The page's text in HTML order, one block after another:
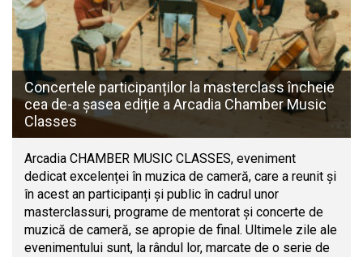
Concertele participanților la masterclass încheie
cea de-a șasea ediție a Arcadia Chamber Music
Classes
Arcadia CHAMBER MUSIC CLASSES, eveniment
dedicat excelenței în muzica de cameră, care a reunit și
în acest an participanți și public în cadrul unor
masterclassuri, programe de mentorat și concerte de
muzică de cameră, se apropie de final. Ultimele zile ale
evenimentului sunt, la rândul lor, marcate de o serie de